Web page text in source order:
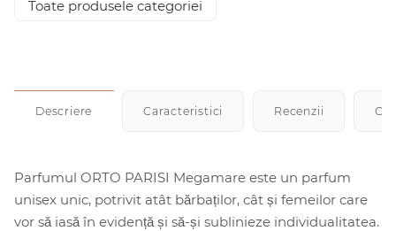
Toate produsele categoriei
Descriere Caracteristici Recenzii
Parfumul ORTO PARISI Megamare este un parfum
unisex unic, potrivit atât bărbaților, cât și femeilor care
vor să iasă în evidență și să-și sublinieze individualitatea.